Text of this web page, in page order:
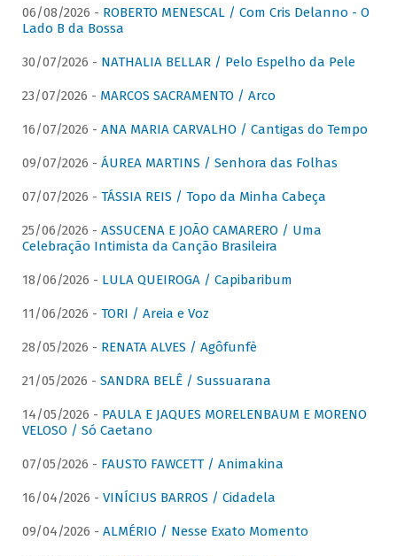
06/08/2026 - ROBERTO MENESCAL / Com Cris Delanno - O
Lado B da Bossa
30/07/2026 - NATHALIA BELLAR / Pelo Espelho da Pele
23/07/2026 - MARCOS SACRAMENTO / Arco
16/07/2026 - ANA MARIA CARVALHO / Cantigas do Tempo
09/07/2026 - ÁUREA MARTINS / Senhora das Folhas
07/07/2026 - TÁSSIA REIS / Topo da Minha Cabeça
25/06/2026 - ASSUCENA E JOÃO CAMARERO / Uma
Celebração Intimista da Canção Brasileira
18/06/2026 - LULA QUEIROGA / Capibaribum
11/06/2026 - TORI / Areia e Voz
28/05/2026 - RENATA ALVES / Agôfunfè
21/05/2026 - SANDRA BELÊ / Sussuarana
14/05/2026 - PAULA E JAQUES MORELENBAUM E MORENO
VELOSO / Só Caetano
07/05/2026 - FAUSTO FAWCETT / Animakina
16/04/2026 - VINÍCIUS BARROS / Cidadela
09/04/2026 - ALMÉRIO / Nesse Exato Momento